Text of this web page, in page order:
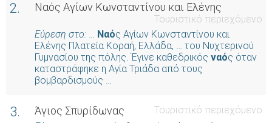
2. Ναός Αγίων Κωνσταντίνου και Ελένης
Τουριστικό περιεχόμενο
Εύρεση στο: … Ναός Αγίων Κωνσταντίνου και
Ελένης Πλατεία Κοραή, Ελλάδα, … του Νυχτερινού
Γυμνασίου της πόλης. Έγινε καθεδρικός ναός όταν
καταστράφηκε η Αγία Τριάδα από τους
βομβαρδισμούς …
3. Άγιος Σπυρίδωνας
Τουριστικό περιεχόμενο